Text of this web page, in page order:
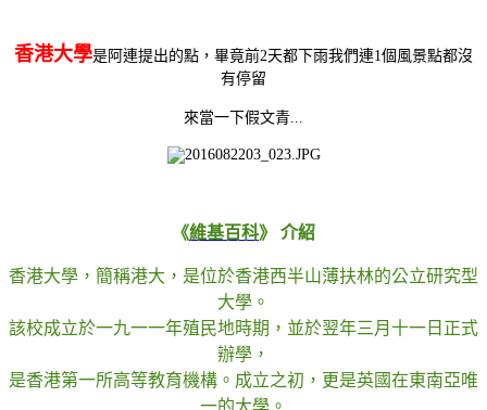
香港大學是阿連提出的點，畢竟前2天都下雨我們連1個風景點都沒
有停留
來當一下假文青...
《維基百科》 介紹
香港大學，簡稱港大，是位於香港西半山薄扶林的公立研究型
大學。
該校成立於一九一一年殖民地時期，並於翌年三月十一日正式
辦學，
是香港第一所高等教育機構。成立之初，更是英國在東南亞唯
一的大學。